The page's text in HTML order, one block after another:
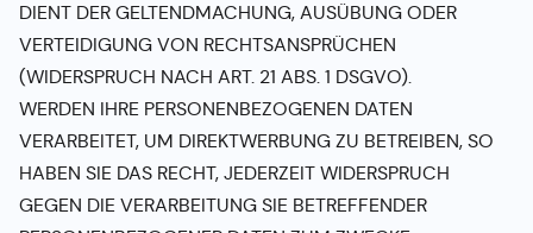
DIENT DER GELTENDMACHUNG, AUSÜBUNG ODER
VERTEIDIGUNG VON RECHTSANSPRÜCHEN
(WIDERSPRUCH NACH ART. 21 ABS. 1 DSGVO).
WERDEN IHRE PERSONENBEZOGENEN DATEN
VERARBEITET, UM DIREKTWERBUNG ZU BETREIBEN, SO
HABEN SIE DAS RECHT, JEDERZEIT WIDERSPRUCH
GEGEN DIE VERARBEITUNG SIE BETREFFENDER